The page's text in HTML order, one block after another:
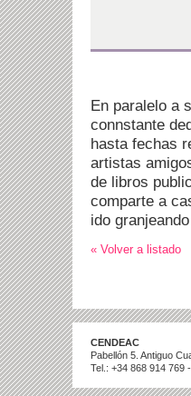
En paralelo a
connstante
hasta fechas
artistas
de libros
comparte a
ido
« Volver a listado
CENDEAC
Pabellón 5. Antiguo
Tel.: +34 868 914 769